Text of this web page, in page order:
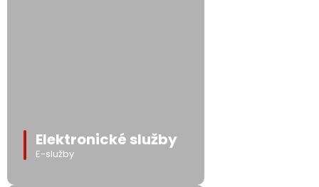
Elektronické služby
E-služby